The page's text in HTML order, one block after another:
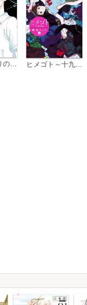
恋は雨上がりのように